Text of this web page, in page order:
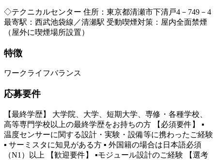
◇テクニカルセンター 住所：東京都清瀬市下清戸4－749－4
最寄駅：西武池袋線／清瀬駅 受動喫煙対策：屋内全面禁煙
（屋外に喫煙場所設置）
特徴
ワークライフバランス
応募要件
【最終学歴】 大学院、大学、短期大学、専修・各種学校、
高等専門学校以上の最終学歴をお持ちの方 【必須要件】 ▪
温度センサーに関する設計・実験・設備等に携わったご経験
▪ サーミスタに知見がある方 ▪ 外国籍の場合は日本語必須
（N1）以上 【歓迎要件】 ▪モジュール設計のご経験 【選考